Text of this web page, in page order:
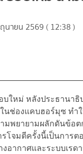
นายน 2569 ( 12:38 )
ใหม่ หลังประธานา
นช่องแคบฮอร์มุซ ท
มพยายามผลักดันข้อ
โจมตีครั้งนี้เป็นการ
อากาศและระบบเร